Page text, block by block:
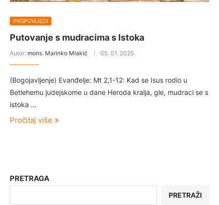
PROPOVIJEDI
Putovanje s mudracima s Istoka
Autor: mons. Marinko Mlakić 05. 01. 2025.
(Bogojavljenje) Evanđelje: Mt 2,1-12: Kad se Isus rodio u
Betlehemu judejskome u dane Heroda kralja, gle, mudraci se s
istoka …
Pročitaj više
PRETRAGA
PRETRAŽI